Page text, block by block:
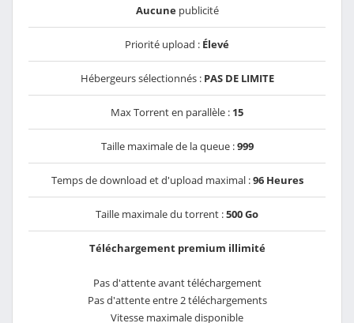
Aucunepublicité
Priorité upload : Élevé
Hébergeurs sélectionnés : PAS DE LIMITE
Max Torrent en parallèle : 15
Taille maximale de la queue :999
Temps de download et d'upload maximal :96 Heures
Taille maximale du torrent :500 Go
Téléchargement premium illimité
Pas d'attente avant téléchargement
Pas d'attente entre 2 téléchargements
Vitesse maximale disponible